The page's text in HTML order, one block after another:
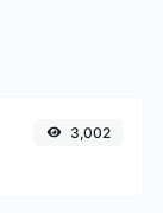
3,002